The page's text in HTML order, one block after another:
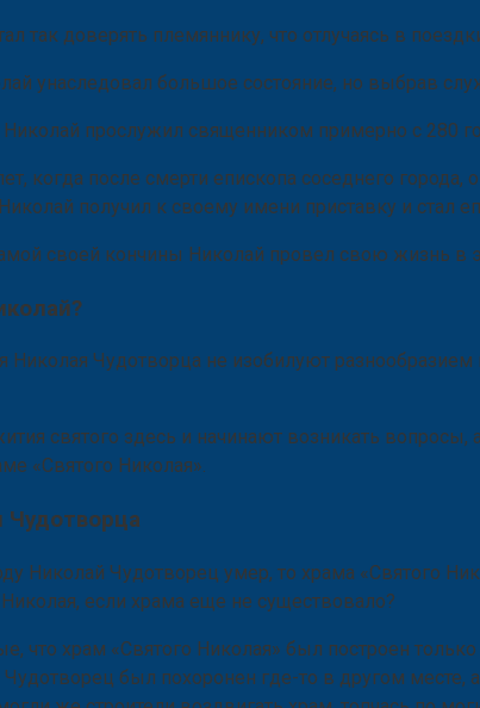
так доверять племяннику, что отлучаясь в
унаследовал большое состояние, но выбрав
прослужил священником примерно с 280
когда после смерти епископа соседнего
получил к своему имени приставку и
своей кончины Николай провел свою жизнь в
Николая Чудотворца не изобилуют
святого здесь и начинают возникать
«Святого Николая».
Чудотворца
Николай Чудотворец умер, то храма «Святого
если храма еще не существовало?
что храм «Святого Николая» был построен
Чудотворец был похоронен где-то в другом